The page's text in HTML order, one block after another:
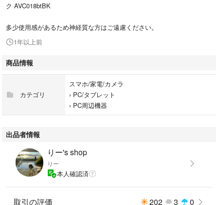
ク AVC018btBK
多少使用感があるため神経質な方はご遠慮ください。
1年以上前
商品情報
カテゴリ
スマホ/家電/カメラ
› PC/タブレット
› PC周辺機器
出品者情報
りー's shop
りー
本人確認済
取引の評価 202 3 0